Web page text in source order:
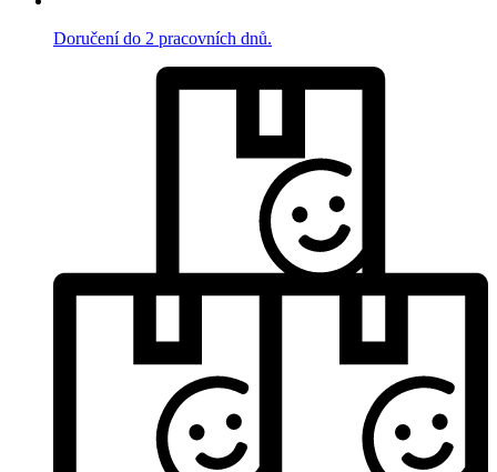
Doručení do 2 pracovních dnů.